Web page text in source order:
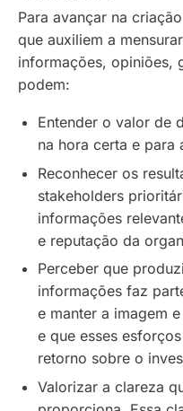
Para avançar na
que auxiliem a
informações, opiniões,
podem:
Entender o valor de
na hora certa e para
Reconhecer os
stakeholders
informações
e reputação da
Perceber que
informações faz
e manter a imagem
e que esses
retorno sobre o
Valorizar a clareza